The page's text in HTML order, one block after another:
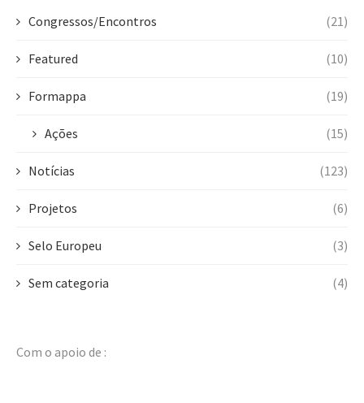
Congressos/Encontros (21)
Featured (10)
Formappa (19)
Ações (15)
Notícias (123)
Projetos (6)
Selo Europeu (3)
Sem categoria (4)
Com o apoio de :